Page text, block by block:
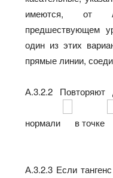
имеются, от
предшествующем
один из этих
прямые линии,
А.3.2.2 Повторяют
нормали в точке
А.3.2.3 Если тангенс